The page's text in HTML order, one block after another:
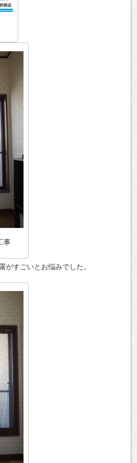
事
がすごいとお悩みでした。